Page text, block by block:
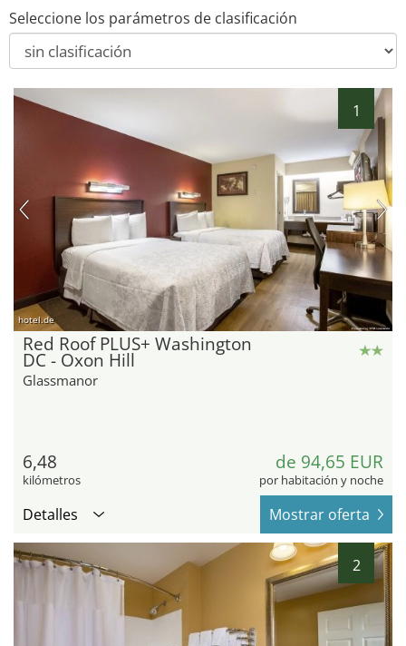
Seleccione los parámetros de clasificación
1
hotel.de
Red Roof PLUS+ Washington
DC - Oxon Hill
Glassmanor
6,48
kilómetros
de 94,65 EUR
por habitación y noche
Detalles Mostrar oferta
2